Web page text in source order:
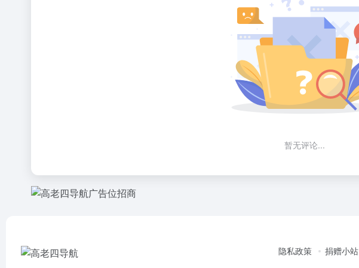
暂无评论...
隐私政策 捐赠小站